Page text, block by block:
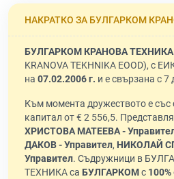
НАКРАТКО ЗА БУЛГАРКОМ
БУЛГАРКОМ КРАНОВА
KRANOVA TEKHNIKA EOOD), с
на 07.02.2006 г. и е свързана с
Към момента дружеството е със
капитал от € 2 556,5.
ХРИСТОВА МАТЕЕВА -
ДАКОВ - Управител, НИКОЛАЙ
Управител. Съдружници в
ТЕХНИКА са БУЛГАРКОМс 100%